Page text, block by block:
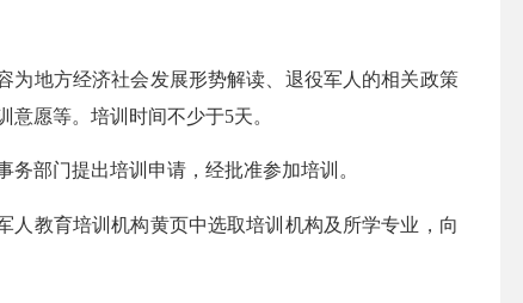
地方经济社会发展形势解读、退役军人的相关政策
愿等。培训时间不少于5天。
部门提出培训申请，经批准参加培训。
教育培训机构黄页中选取培训机构及所学专业，向